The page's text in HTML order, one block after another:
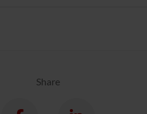
Share